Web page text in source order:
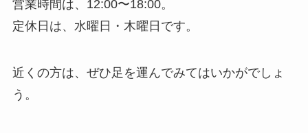
営業時間は、12:00〜18:00。
定休日は、水曜日・木曜日です。
近くの方は、ぜひ足を運んでみてはいかがでしょ
う。